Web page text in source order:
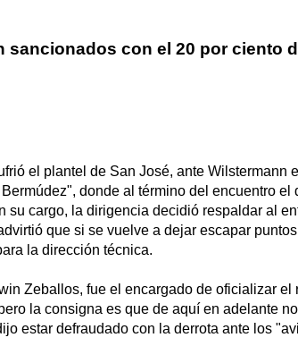
sancionados con el 20 por ciento
el plantel de San José, ante Wilstermann
donde al término del encuentro el
su cargo, la dirigencia decidió respaldar al
que si se vuelve a dejar escapar
la dirección técnica.
Zeballos, fue el encargado de oficializar
la consigna es que de aquí en adelante
estar defraudado con la derrota ante los